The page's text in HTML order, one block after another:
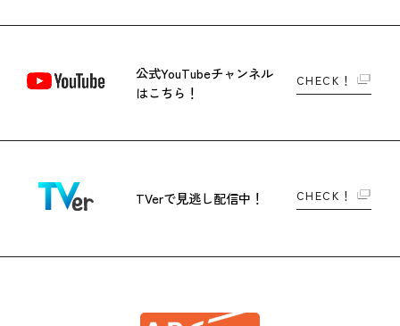
公式YouTubeチャンネル
はこちら！
CHECK！
TVerで見逃し配信中！ CHECK！